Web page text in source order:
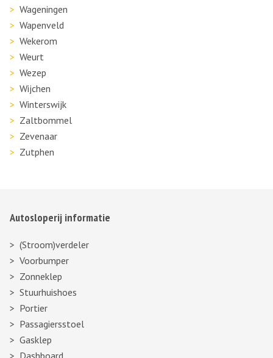
Wageningen
Wapenveld
Wekerom
Weurt
Wezep
Wijchen
Winterswijk
Zaltbommel
Zevenaar
Zutphen
Autosloperij informatie
(Stroom)verdeler
Voorbumper
Zonneklep
Stuurhuishoes
Portier
Passagiersstoel
Gasklep
Dashboard